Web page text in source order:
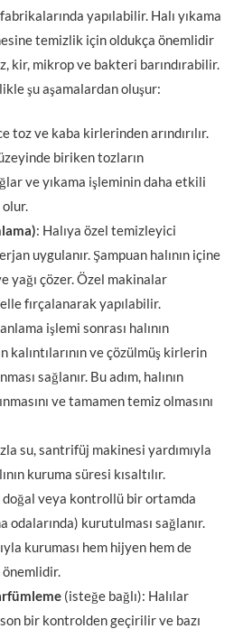
yapılabilir. Halı yıkama
temizlik için oldukça önemlidir
kir, mikrop ve bakteri barındırabilir.
şu aşamalardan oluşur:
toz ve kaba kirlerinden arındırılır.
biriken tozların
ve yıkama işleminin daha etkili
olur.
: Halıya özel temizleyici
uygulanır. Şampuan halının içine
yağı çözer. Özel makinalar
fırçalanarak yapılabilir.
işlemi sonrası halının
kalıntılarının ve çözülmüş kirlerin
sağlanır. Bu adım, halının
ve tamamen temiz olmasını
su, santrifüj makinesi yardımıyla
kuruma süresi kısaltılır.
doğal veya kontrollü bir ortamda
odalarında) kurutulması sağlanır.
kuruması hem hijyen hem de
önemlidir.
(isteğe bağlı): Halılar
bir kontrolden geçirilir ve bazı